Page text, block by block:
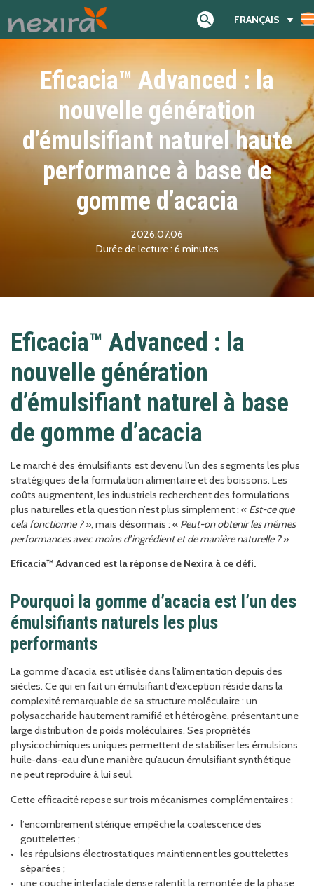
FRANÇAIS
Eficacia™ Advanced : la
nouvelle génération
d’émulsifiant naturel haute
performance à base de
gomme d’acacia
2026.07.06
6 minutes
Eficacia™ Advanced : la
nouvelle génération
d’émulsifiant naturel à base
de gomme d’acacia
Le marché des émulsifiants est devenu l’un des segments les plus
stratégiques de la formulation alimentaire et des boissons. Les
coûts augmentent, les industriels recherchent des formulations
plus naturelles et la question n’est plus simplement : « Est-ce que
cela fonctionne ?», mais désormais : « Peut-on obtenir les mêmes
performances avec moins d’ingrédient et de manière naturelle ?»
Eficacia™ Advanced est la réponse de Nexira à ce défi.
Pourquoi la gomme d’acacia est l’un des
émulsifiants naturels les plus
performants
La gomme d’acacia est utilisée dans l’alimentation depuis des
siècles. Ce qui en fait un émulsifiant d’exception réside dans la
complexité remarquable de sa structure moléculaire : un
polysaccharide hautement ramifié et hétérogène, présentant une
large distribution de poids moléculaires. Ses propriétés
physicochimiques uniques permettent de stabiliser les émulsions
huile-dans-eau d’une manière qu’aucun émulsifiant synthétique
ne peut reproduire à lui seul.
Cette efficacité repose sur trois mécanismes complémentaires :
l’encombrement stérique empêche la coalescence des
gouttelettes ;
les répulsions électrostatiques maintiennent les gouttelettes
séparées ;
une couche interfaciale dense ralentit la remontée de la phase